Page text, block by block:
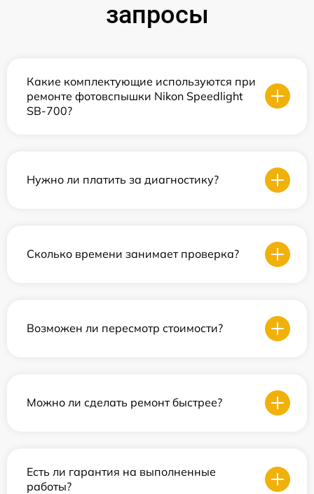
запросы
Какие комплектующие используются при
ремонте фотовспышки Nikon Speedlight
SB-700?
Нужно ли платить за диагностику?
Сколько времени занимает проверка?
Возможен ли пересмотр стоимости?
Можно ли сделать ремонт быстрее?
Есть ли гарантия на выполненные
работы?